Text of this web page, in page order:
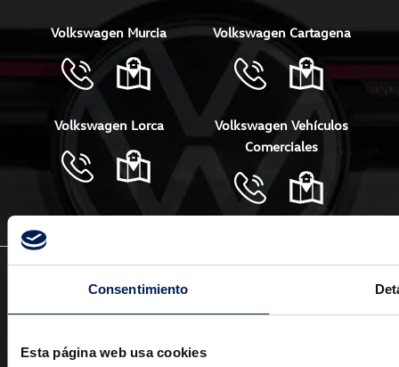
Consentimiento
Esta página web usa cookies
Volkswagen Murcia Volkswagen Cartagena
Volkswagen Lorca
Volkswagen Vehículos
Comerciales
Política de privacidad
Política de cookies
EU Data Act